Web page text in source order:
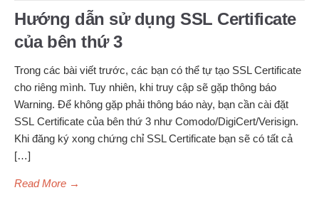
Hướng dẫn sử dụng SSL Certificate
của bên thứ 3
Trong các bài viết trước, các bạn có thể tự tạo SSL Certificate
cho riêng mình. Tuy nhiên, khi truy cập sẽ gặp thông báo
Warning. Để không gặp phải thông báo này, bạn cần cài đặt
SSL Certificate của bên thứ 3 như Comodo/DigiCert/Verisign.
Khi đăng ký xong chứng chỉ SSL Certificate bạn sẽ có tất cả
[…]
Read More →